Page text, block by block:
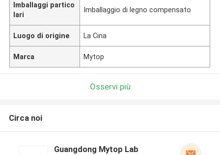
Imballaggi partico
lari
Imballaggio di legno compensato
Luogo di origine La Cina
Marca Mytop
Osservi più
Circa noi
Guangdong Mytop Lab